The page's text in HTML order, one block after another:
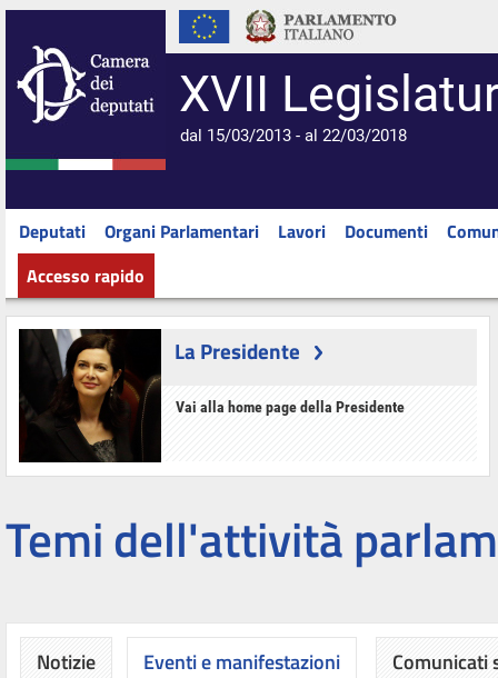
XVII
dal 15/03/2013 - al 22/03/2018
Deputati Organi Parlamentari Lavori Documenti
Accesso rapido
La Presidente
Vai alla home page della Presidente
Temi dell'attività
Notizie Eventi e manifestazioni Comunicati